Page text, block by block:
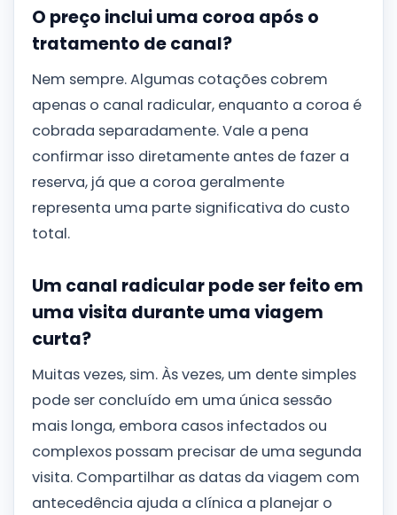
O preço inclui uma coroa após o
tratamento de canal?
Nem sempre. Algumas cotações cobrem
apenas o canal radicular, enquanto a coroa é
cobrada separadamente. Vale a pena
confirmar isso diretamente antes de fazer a
reserva, já que a coroa geralmente
representa uma parte significativa do custo
total.
Um canal radicular pode ser feito em
uma visita durante uma viagem
curta?
Muitas vezes, sim. Às vezes, um dente simples
pode ser concluído em uma única sessão
mais longa, embora casos infectados ou
complexos possam precisar de uma segunda
visita. Compartilhar as datas da viagem com
antecedência ajuda a clínica a planejar o